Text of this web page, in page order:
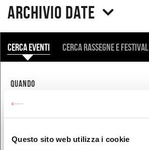
Questo sito web utilizza i cookie
Archivio date
COSA
Cerca eventi Cerca rassegne e festival
QUANDO
dal - al